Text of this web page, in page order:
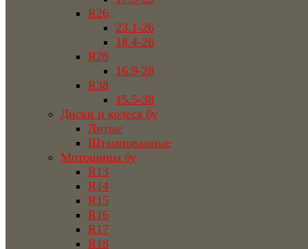
R26
23.1-26
18.4-26
R28
16.9-28
R38
15.5-38
Диски и колеса бу
Литые
Штампованные
Мотошины бу
R13
R14
R15
R16
R17
R18